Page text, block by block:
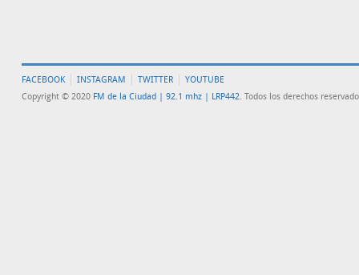
FACEBOOK INSTAGRAM TWITTER
YOUTUBE
Copyright © 2020 FM de la Ciudad | 92.1 mhz | LRP442. Todos los derechos